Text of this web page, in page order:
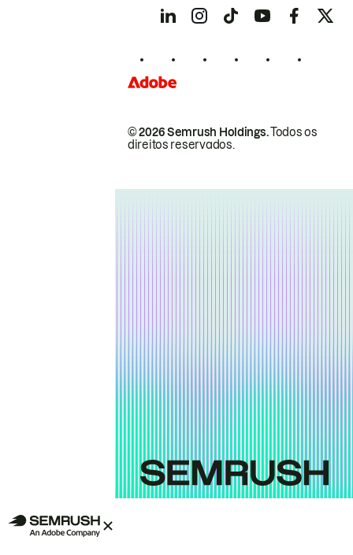
© 2026 Semrush Holdings.Todos os
direitos reservados.